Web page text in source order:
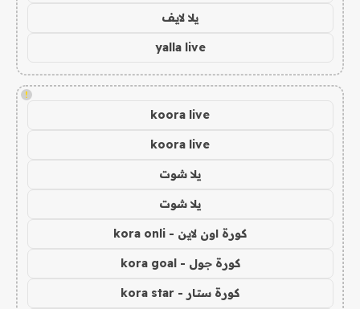
يلا لايف
yalla live
!
koora live
koora live
يلا شوت
يلا شوت
كورة اون لاين - kora onli
كورة جول - kora goal
كورة ستار - kora star